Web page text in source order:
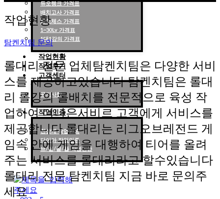
듀오랭크 가격표
배치고사 가격표
롤토체스 가격표
1~30Lv 가격표
1대1강의 가격표
작업현황
작업후기
고객센터
공지사항
작업인증
천상계 작업인증
다이아 작업인증
브/실/골/플 작업인증
작업현황
탐켄치팀 문의
롤대리 전문 업체탐켄치팀은 다양한 서비
스를 제공하고있습니다 탐켄치팀은 롤대
리 롤강의 롤배치를 전문적으로 육성 작
업하여 더나은서비르 고객에게 서비스를
제공합니다 롤대리는 리그오브레전드 게
임속 안에 게임을 대행하여 티어를 올려
주는 서비스를 롤대리라고 할수있습니다
롤대리 전문 탐켄치팀 지금 바로 문의주
세요